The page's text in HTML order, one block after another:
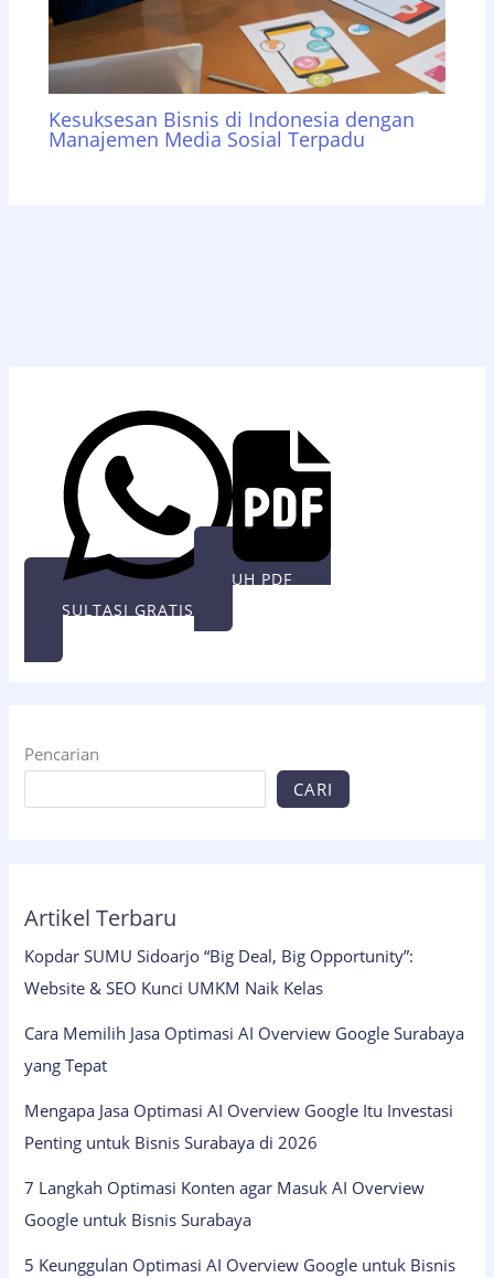
Kesuksesan Bisnis di Indonesia dengan
Manajemen Media Sosial Terpadu
KONSULTASI GRATIS
UNDUH PDF
Pencarian
CARI
Artikel Terbaru
Kopdar SUMU Sidoarjo “Big Deal, Big Opportunity”:
Website & SEO Kunci UMKM Naik Kelas
Cara Memilih Jasa Optimasi AI Overview Google Surabaya
yang Tepat
Mengapa Jasa Optimasi AI Overview Google Itu Investasi
Penting untuk Bisnis Surabaya di 2026
7 Langkah Optimasi Konten agar Masuk AI Overview
Google untuk Bisnis Surabaya
5 Keunggulan Optimasi AI Overview Google untuk Bisnis